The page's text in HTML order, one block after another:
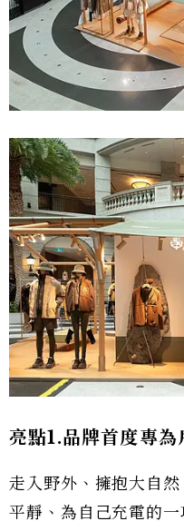
亮點1.品牌首度專
走入野外、擁抱大自
平靜、為自己充電的